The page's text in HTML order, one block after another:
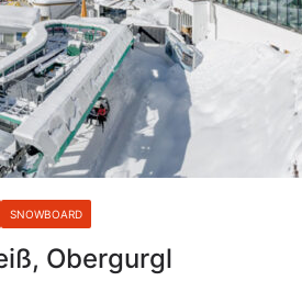
SNOWBOARD
Obergurgl